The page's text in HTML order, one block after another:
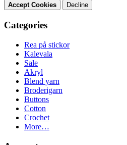
Accept Cookies Decline
Categories
Rea på stickor
Kalevala
Sale
Akryl
Blend yarn
Broderigarn
Buttons
Cotton
Crochet
More…